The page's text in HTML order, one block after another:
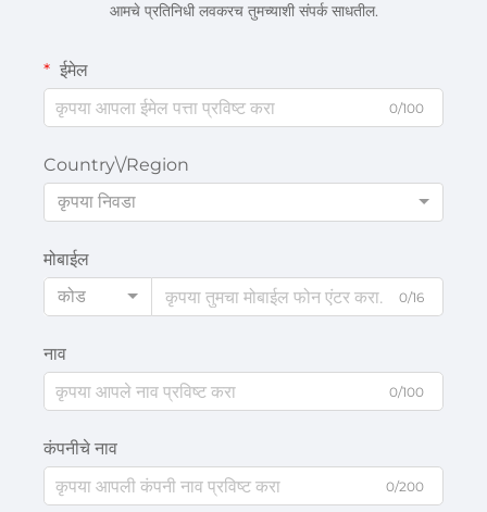
आमचे प्रतिनिधी लवकरच तुमच्याशी संपर्क साधतील.
ईमेल
0/100
Country\/Region
कृपया निवडा
मोबाईल
कोड
0/16
नाव
0/100
कंपनीचे नाव
0/200